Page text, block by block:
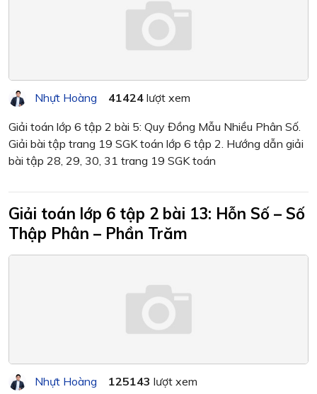
Nhựt Hoàng 41424 lượt xem
Giải toán lớp 6 tập 2 bài 5: Quy Đồng Mẫu Nhiều Phân Số.
Giải bài tập trang 19 SGK toán lớp 6 tập 2. Hướng dẫn giải
bài tập 28, 29, 30, 31 trang 19 SGK toán
Giải toán lớp 6 tập 2 bài 13: Hỗn Số – Số
Thập Phân – Phần Trăm
Nhựt Hoàng 125143 lượt xem